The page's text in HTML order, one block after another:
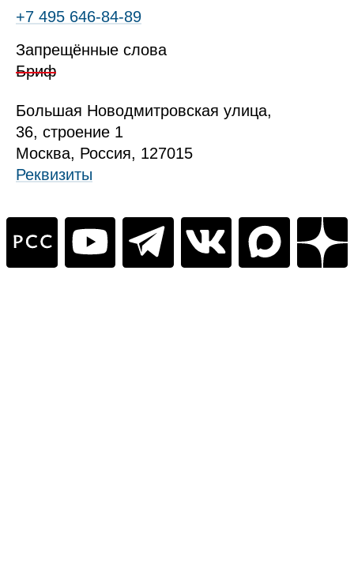
+7 495 646‑84‑89
Запрещённые слова
Бриф
Большая Новодмитровская улица,
36, строение 1
Москва, Россия, 127015
Реквизиты